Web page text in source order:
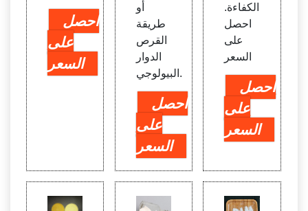
احصل
على
السعر
أو
طريقة
القرص
الدوار
البيولوجي.
احصل
على
السعر
الكفاءة.
احصل
على
السعر
احصل
على
السعر